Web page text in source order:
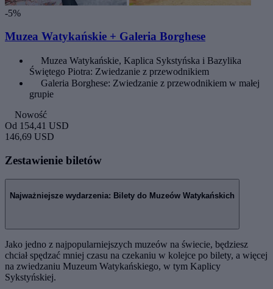
-5%
Muzea Watykańskie + Galeria Borghese
Muzea Watykańskie, Kaplica Sykstyńska i Bazylika
Świętego Piotra: Zwiedzanie z przewodnikiem
Galeria Borghese: Zwiedzanie z przewodnikiem w małej
grupie
Nowość
Od 154,41 USD
146,69 USD
Zestawienie biletów
Najważniejsze wydarzenia: Bilety do Muzeów Watykańskich
Jako jedno z najpopularniejszych muzeów na świecie, będziesz
chciał spędzać mniej czasu na czekaniu w kolejce po bilety, a więcej
na zwiedzaniu Muzeum Watykańskiego, w tym Kaplicy
Sykstyńskiej.